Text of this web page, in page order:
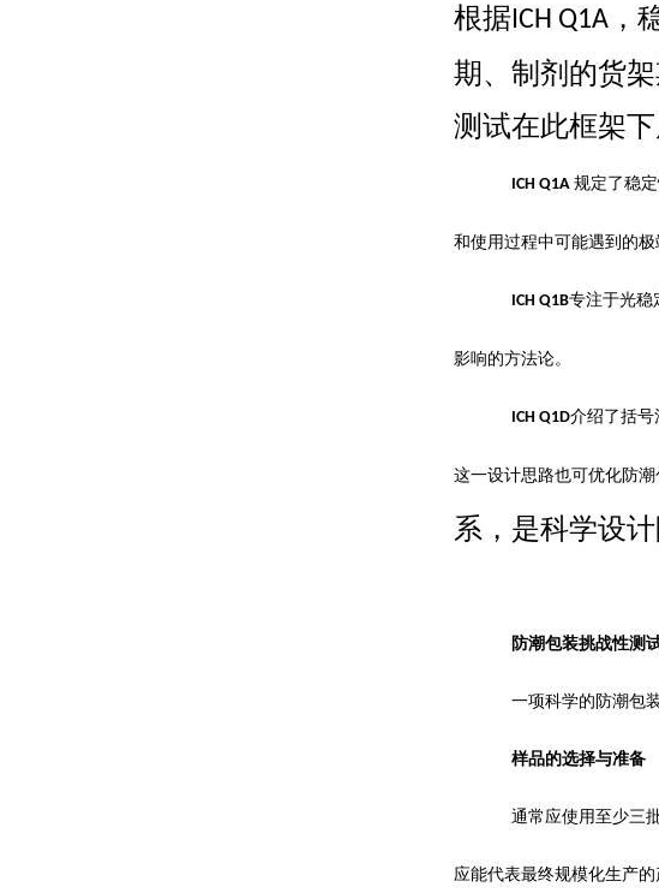
根据ICH Q1A，
期、制剂的货
测试在此框架
ICH Q1A 规定了稳
和使用过程中可能遇到的极
ICH Q1B专注于光稳
影响的方法论。
ICH Q1D介绍了括号
这一设计思路也可优化防潮
系，是科学设
防潮包装挑战性测
一项科学的防潮包
样品的选择与准备
通常应使用至少三
应能代表最终规模化生产的